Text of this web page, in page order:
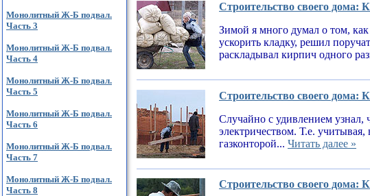
Монолитный Ж-Б подвал.
Часть 3
Монолитный Ж-Б подвал.
Часть 4
Монолитный Ж-Б подвал.
Часть 5
Монолитный Ж-Б подвал.
Часть 6
Монолитный Ж-Б подвал.
Часть 7
Монолитный Ж-Б подвал.
Часть 8
Строительство своего дома:
Зимой я много думал о том,
ускорить кладку, решил
раскладывал кирпич одного
Строительство своего дома:
Случайно с удивлением узнал,
электричеством. Т.е.
газконторой... Читать далее »
Строительство своего дома: